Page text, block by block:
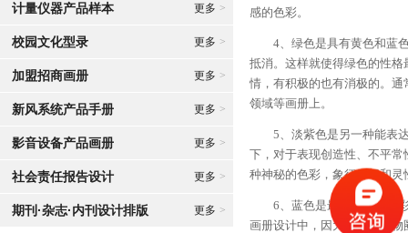
计量仪器产品样本 更多 >
校园文化型录 更多 >
加盟招商画册 更多 >
新风系统产品手册 更多 >
影音设备产品画册 更多 >
社会责任报告设计 更多 >
期刊·杂志·内刊设计排版 更多 >
感的色彩。
4、绿色是具有黄色和蓝色
抵消。这样就使得绿色的性
情，有积极的也有消极的。
领域等画册上。
5、淡紫色是另一种能表达
下，对于表现创造性、不平
种神秘的色彩，象征皇权和
6、蓝色是最为舒服的色彩
画册设计中，因为我们的生